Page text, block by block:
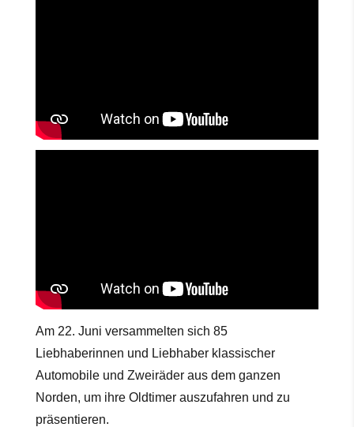
Am 22. Juni versammelten sich 85
Liebhaberinnen und Liebhaber klassischer
Automobile und Zweiräder aus dem ganzen
Norden, um ihre Oldtimer auszufahren und zu
präsentieren.